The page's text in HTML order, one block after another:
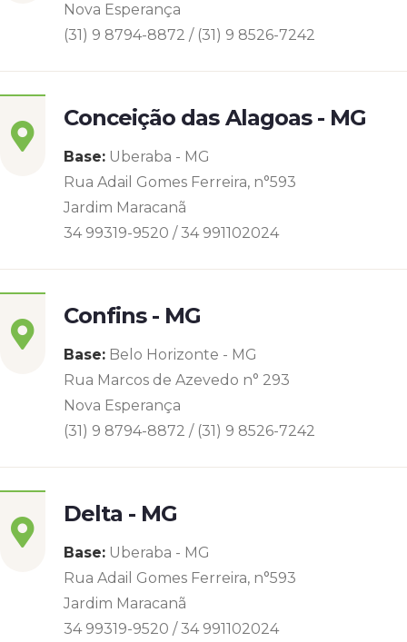
Nova Esperança
(31) 9 8794-8872 / (31) 9 8526-7242
Conceição das Alagoas - MG
Base: Uberaba - MG
Rua Adail Gomes Ferreira, n°593
Jardim Maracanã
34 99319-9520 / 34 991102024
Confins - MG
Base: Belo Horizonte - MG
Rua Marcos de Azevedo n° 293
Nova Esperança
(31) 9 8794-8872 / (31) 9 8526-7242
Delta - MG
Base: Uberaba - MG
Rua Adail Gomes Ferreira, n°593
Jardim Maracanã
34 99319-9520 / 34 991102024